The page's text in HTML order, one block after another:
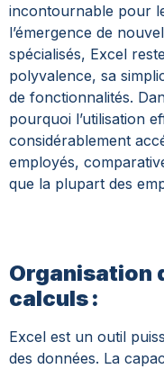
incontournable pour
l’émergence de
spécialisés, Excel
polyvalence, sa
de fonctionnalités.
pourquoi l’utilisation
considérablement
employés,
que la plupart des
Organisation
calculs :
Excel est un outil
des données. La